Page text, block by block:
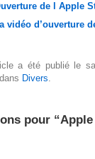
de l Apple
vidéo d’ouverture
a été publié le
Divers.
pour